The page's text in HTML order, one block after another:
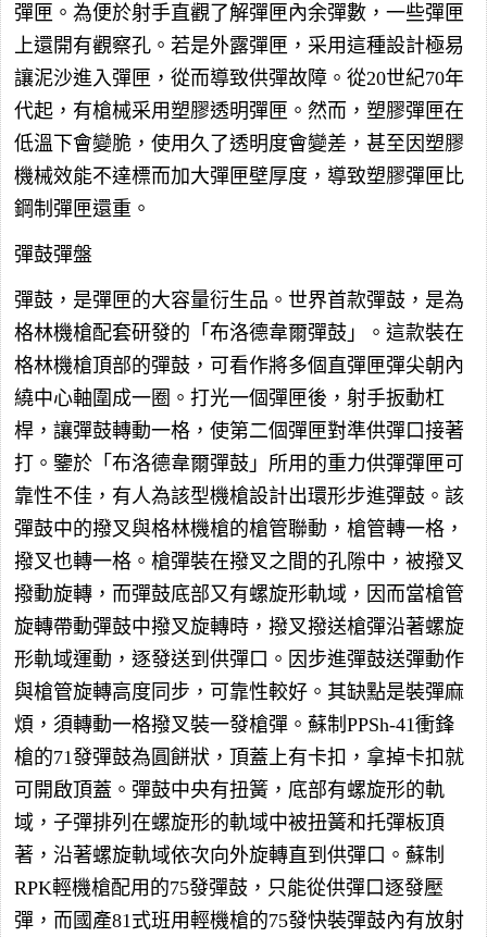
彈匣。為便於射手直觀了解彈匣內余彈數，一些彈匣
上還開有觀察孔。若是外露彈匣，采用這種設計極易
讓泥沙進入彈匣，從而導致供彈故障。從20世紀70年
代起，有槍械采用塑膠透明彈匣。然而，塑膠彈匣在
低溫下會變脆，使用久了透明度會變差，甚至因塑膠
機械效能不達標而加大彈匣壁厚度，導致塑膠彈匣比
鋼制彈匣還重。
彈鼓彈盤
彈鼓，是彈匣的大容量衍生品。世界首款彈鼓，是為
格林機槍配套研發的「布洛德韋爾彈鼓」。這款裝在
格林機槍頂部的彈鼓，可看作將多個直彈匣彈尖朝內
繞中心軸圍成一圈。打光一個彈匣後，射手扳動杠
桿，讓彈鼓轉動一格，使第二個彈匣對準供彈口接著
打。鑒於「布洛德韋爾彈鼓」所用的重力供彈彈匣可
靠性不佳，有人為該型機槍設計出環形步進彈鼓。該
彈鼓中的撥叉與格林機槍的槍管聯動，槍管轉一格，
撥叉也轉一格。槍彈裝在撥叉之間的孔隙中，被撥叉
撥動旋轉，而彈鼓底部又有螺旋形軌域，因而當槍管
旋轉帶動彈鼓中撥叉旋轉時，撥叉撥送槍彈沿著螺旋
形軌域運動，逐發送到供彈口。因步進彈鼓送彈動作
與槍管旋轉高度同步，可靠性較好。其缺點是裝彈麻
煩，須轉動一格撥叉裝一發槍彈。蘇制PPSh-41衝鋒
槍的71發彈鼓為圓餅狀，頂蓋上有卡扣，拿掉卡扣就
可開啟頂蓋。彈鼓中央有扭簧，底部有螺旋形的軌
域，子彈排列在螺旋形的軌域中被扭簧和托彈板頂
著，沿著螺旋軌域依次向外旋轉直到供彈口。蘇制
RPK輕機槍配用的75發彈鼓，只能從供彈口逐發壓
彈，而國產81式班用輕機槍的75發快裝彈鼓內有放射